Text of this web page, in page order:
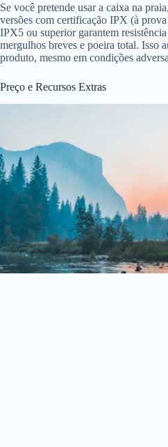
Se você pretende usar a caixa na
versões com certificação IPX (à
IPX5 ou superior garantem
mergulhos breves e poeira total. Isso
produto, mesmo em condições
Preço e Recursos Extras